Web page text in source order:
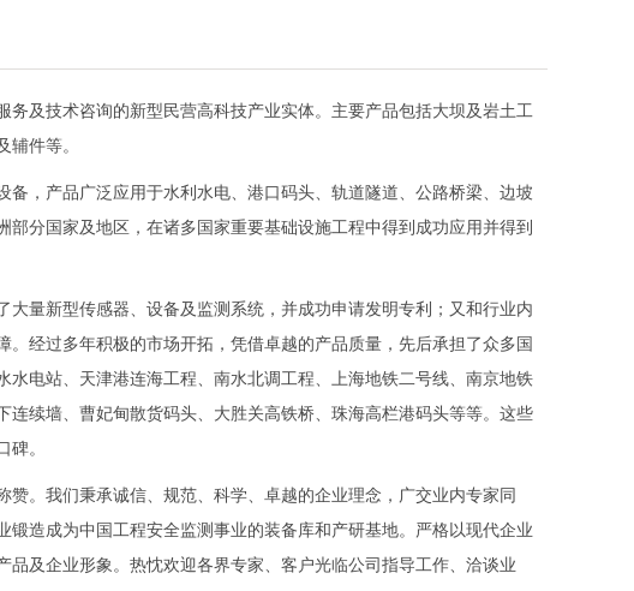
及技术咨询的新型民营高科技产业实体。主要产品包括大坝及岩土工
件等。
，产品广泛应用于水利水电、港口码头、轨道隧道、公路桥梁、边坡
分国家及地区，在诸多国家重要基础设施工程中得到成功应用并得到
量新型传感器、设备及监测系统，并成功申请发明专利；又和行业内
经过多年积极的市场开拓，凭借卓越的产品质量，先后承担了众多国
电站、天津港连海工程、南水北调工程、上海地铁二号线、南京地铁
续墙、曹妃甸散货码头、大胜关高铁桥、珠海高栏港码头等等。这些
碑。
。我们秉承诚信、规范、科学、卓越的企业理念，广交业内专家同
造成为中国工程安全监测事业的装备库和产研基地。严格以现代企业
及企业形象。热忱欢迎各界专家、客户光临公司指导工作、洽谈业